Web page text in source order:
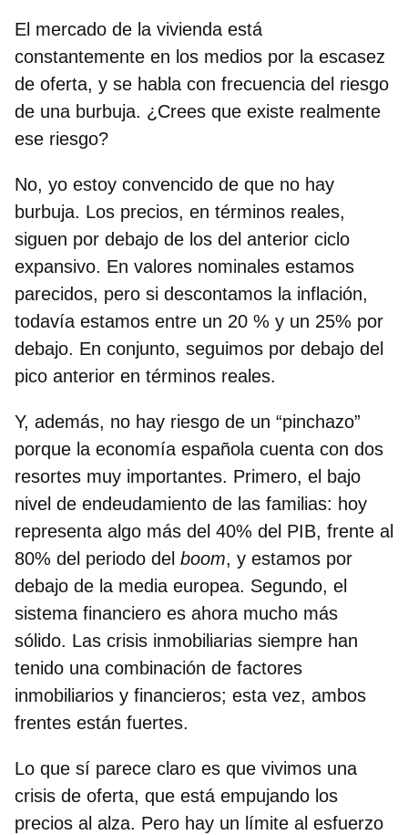
El mercado de la vivienda está
constantemente en los medios por la escasez
de oferta, y se habla con frecuencia del riesgo
de una burbuja. ¿Crees que existe realmente
ese riesgo?
No, yo estoy convencido de que no hay
burbuja. Los precios, en términos reales,
siguen por debajo de los del anterior ciclo
expansivo. En valores nominales estamos
parecidos, pero si descontamos la inflación,
todavía estamos entre un 20 % y un 25% por
debajo. En conjunto, seguimos por debajo del
pico anterior en términos reales.
Y, además, no hay riesgo de un “pinchazo”
porque la economía española cuenta con dos
resortes muy importantes. Primero, el bajo
nivel de endeudamiento de las familias: hoy
representa algo más del 40% del PIB, frente al
80% del periodo del boom, y estamos por
debajo de la media europea. Segundo, el
sistema financiero es ahora mucho más
sólido. Las crisis inmobiliarias siempre han
tenido una combinación de factores
inmobiliarios y financieros; esta vez, ambos
frentes están fuertes.
Lo que sí parece claro es que vivimos una
crisis de oferta, que está empujando los
precios al alza. Pero hay un límite al esfuerzo